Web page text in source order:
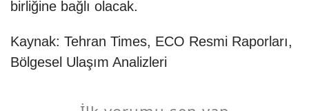
birliğine bağlı olacak.
Kaynak: Tehran Times, ECO Resmi Raporları,
Bölgesel Ulaşım Analizleri